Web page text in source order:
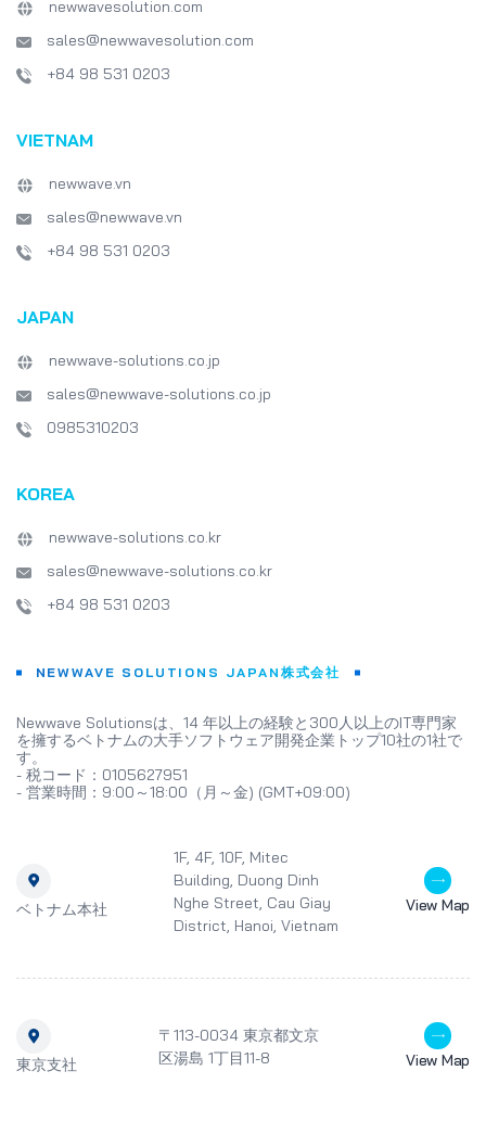
newwavesolution.com
sales@newwavesolution.com
+84 98 531 0203
VIETNAM
newwave.vn
sales@newwave.vn
+84 98 531 0203
JAPAN
newwave-solutions.co.jp
sales@newwave-solutions.co.jp
0985310203
KOREA
newwave-solutions.co.kr
sales@newwave-solutions.co.kr
+84 98 531 0203
NEWWAVE SOLUTIONS JAPAN株式会社
Newwave Solutionsは、14 年以上の経験と300人以上のIT専門家
を擁するベトナムの大手ソフトウェア開発企業トップ10社の1社で
す。
- 税コード：0105627951
- 営業時間：9:00～18:00（月～金) (GMT+09:00)
ベトナム本社
1F, 4F, 10F, Mitec
Building, Duong Dinh
Nghe Street, Cau Giay
District, Hanoi, Vietnam
View Map
東京支社
〒113-0034 東京都文京
区湯島 1丁目11-8
View Map